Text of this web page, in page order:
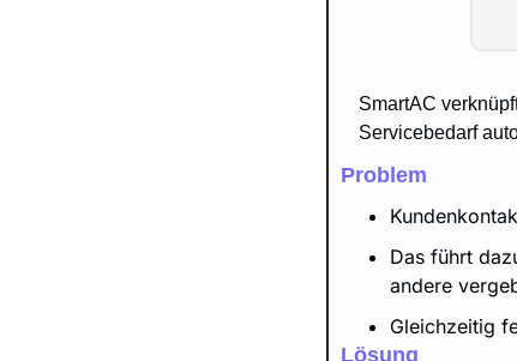
SmartAC
Servicebedarf
Problem
Das führt
andere
Gleichzeitig
Lösung